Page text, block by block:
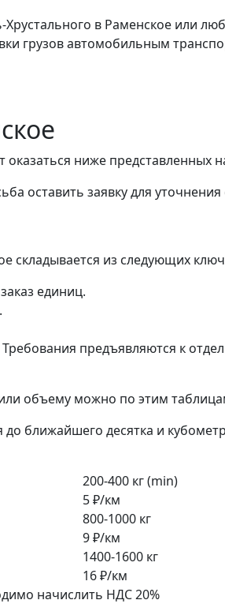
в Раменское или
грузов автомобильным
ниже представленных
оставить заявку для уточнения
складывается из следующих
единиц.
предъявляются к
объему можно по этим
до ближайшего десятка и
200-400 кг (min)
5 ₽/км
800-1000 кг
9 ₽/км
1400-1600 кг
16 ₽/км
начислить НДС 20%